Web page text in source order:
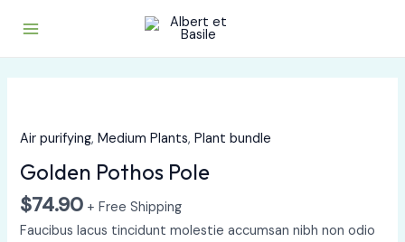
Air purifying,Medium Plants,Plant bundle
Golden Pothos Pole
$74.90 + Free Shipping
Faucibus lacus tincidunt molestie accumsan nibh non odio
Pole